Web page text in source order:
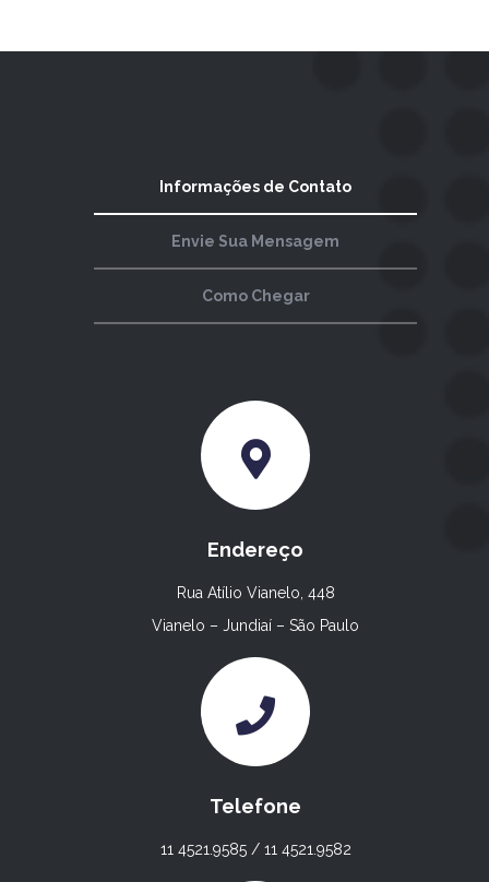
Informações de Contato
Envie Sua Mensagem
Como Chegar
Endereço
Rua Atílio Vianelo, 448
Vianelo – Jundiaí – São Paulo
Telefone
11 4521.9585 / 11 4521.9582